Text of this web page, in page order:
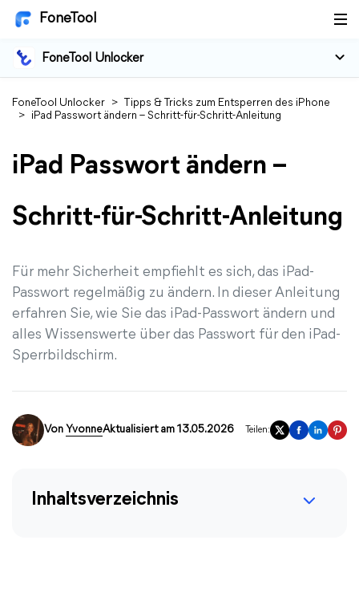
FoneTool
FoneTool Unlocker
FoneTool Unlocker >
Tipps & Tricks zum Entsperren des iPhone
> iPad Passwort ändern – Schritt-für-Schritt-Anleitung
iPad Passwort ändern –
Schritt-für-Schritt-Anleitung
Für mehr Sicherheit empfiehlt es sich, das iPad-
Passwort regelmäßig zu ändern. In dieser Anleitung
erfahren Sie, wie Sie das iPad-Passwort ändern und
alles Wissenswerte über das Passwort für den iPad-
Sperrbildschirm.
Von YvonneAktualisiert am 13.05.2026 Teilen:
Inhaltsverzeichnis